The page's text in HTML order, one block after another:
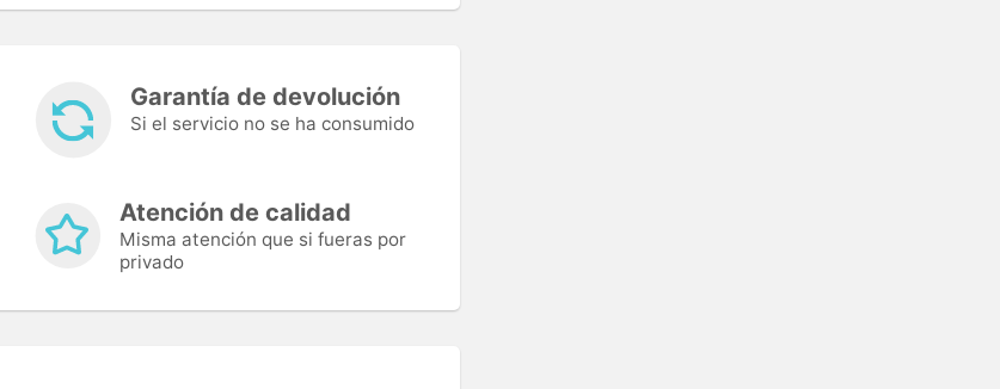
Garantía de devolución
Si el servicio no se ha consumido
Atención de calidad
Misma atención que si fueras por
privado